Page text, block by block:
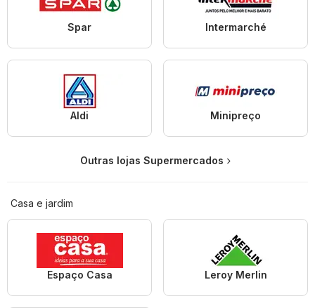
Spar Intermarché
Aldi Minipreço
Outras lojas Supermercados
Casa e jardim
Espaço Casa Leroy Merlin